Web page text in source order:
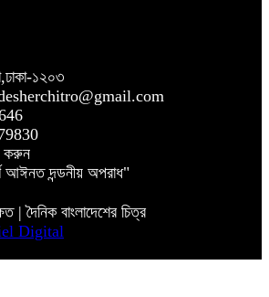
১২০৩
করুন
আঈনত দন্ডনীয় অপরাধ"
| দৈনিক বাংলাদেশের চিত্র
Digital